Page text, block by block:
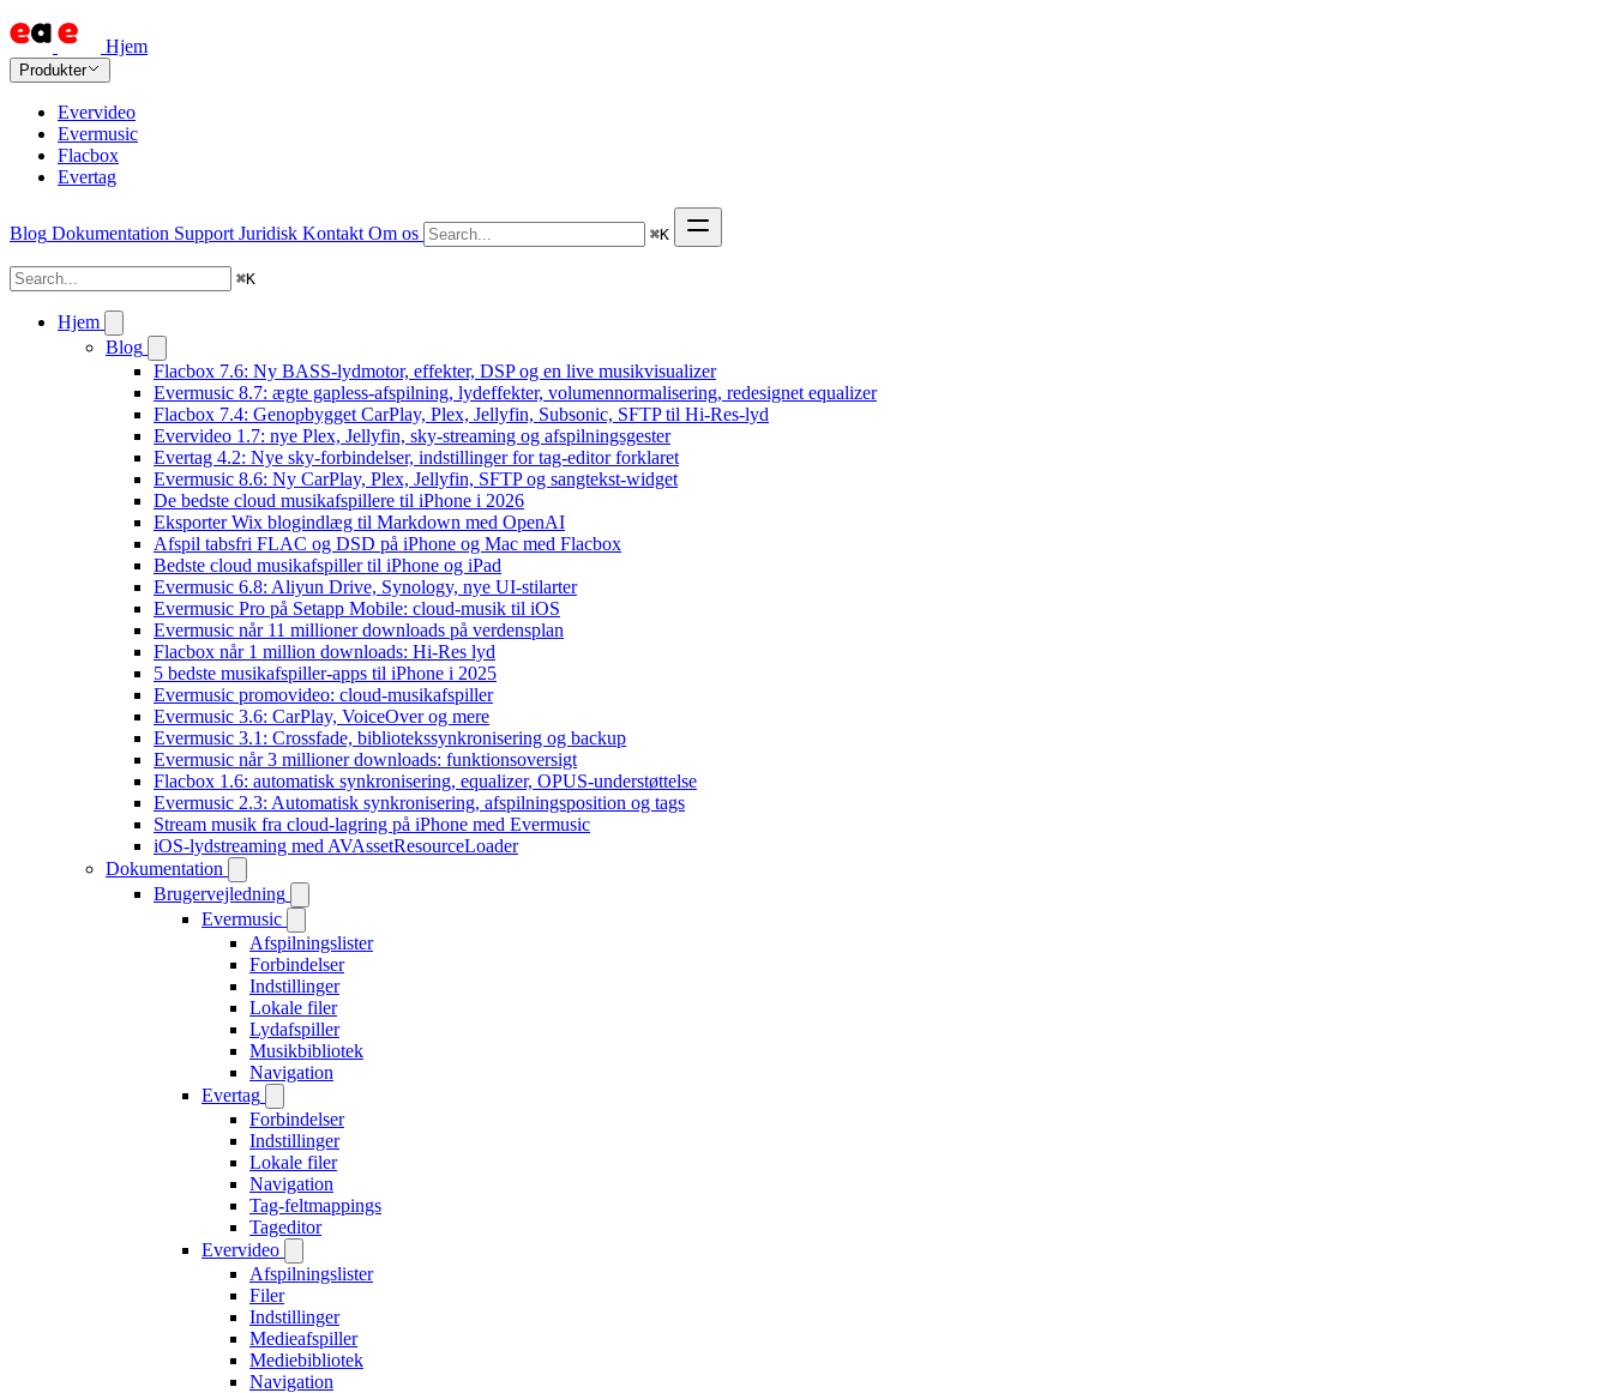
Hjem
Produkter
Evervideo
Evermusic
Flacbox
Evertag
Blog Dokumentation Support Juridisk Kontakt Om os ⌘K
⌘K
Hjem
Blog
Flacbox 7.6: Ny BASS-lydmotor, effekter, DSP og en live musikvisualizer
Evermusic 8.7: ægte gapless-afspilning, lydeffekter, volumennormalisering, redesignet equalizer
Flacbox 7.4: Genopbygget CarPlay, Plex, Jellyfin, Subsonic, SFTP til Hi-Res-lyd
Evervideo 1.7: nye Plex, Jellyfin, sky-streaming og afspilningsgester
Evertag 4.2: Nye sky-forbindelser, indstillinger for tag-editor forklaret
Evermusic 8.6: Ny CarPlay, Plex, Jellyfin, SFTP og sangtekst-widget
De bedste cloud musikafspillere til iPhone i 2026
Eksporter Wix blogindlæg til Markdown med OpenAI
Afspil tabsfri FLAC og DSD på iPhone og Mac med Flacbox
Bedste cloud musikafspiller til iPhone og iPad
Evermusic 6.8: Aliyun Drive, Synology, nye UI-stilarter
Evermusic Pro på Setapp Mobile: cloud-musik til iOS
Evermusic når 11 millioner downloads på verdensplan
Flacbox når 1 million downloads: Hi-Res lyd
5 bedste musikafspiller-apps til iPhone i 2025
Evermusic promovideo: cloud-musikafspiller
Evermusic 3.6: CarPlay, VoiceOver og mere
Evermusic 3.1: Crossfade, bibliotekssynkronisering og backup
Evermusic når 3 millioner downloads: funktionsoversigt
Flacbox 1.6: automatisk synkronisering, equalizer, OPUS-understøttelse
Evermusic 2.3: Automatisk synkronisering, afspilningsposition og tags
Stream musik fra cloud-lagring på iPhone med Evermusic
iOS-lydstreaming med AVAssetResourceLoader
Dokumentation
Brugervejledning
Evermusic
Afspilningslister
Forbindelser
Indstillinger
Lokale filer
Lydafspiller
Musikbibliotek
Navigation
Evertag
Forbindelser
Indstillinger
Lokale filer
Navigation
Tag-feltmappings
Tageditor
Evervideo
Afspilningslister
Filer
Indstillinger
Medieafspiller
Mediebibliotek
Navigation